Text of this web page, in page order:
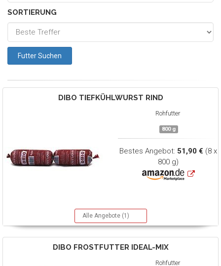
SORTIERUNG
DIBO TIEFKÜHLWURST RIND
Rohfutter
800 g
Bestes Angebot: 51,90 € (8 x
800 g)
Alle Angebote (1)
DIBO FROSTFUTTER IDEAL-MIX
Rohfutter